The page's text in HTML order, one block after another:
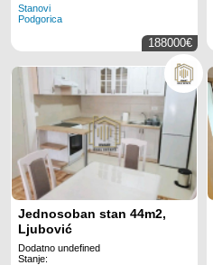
Stanovi
Podgorica
188000€
Jednosoban stan 44m2,
Ljubović
Dodatno undefined
Stanje: